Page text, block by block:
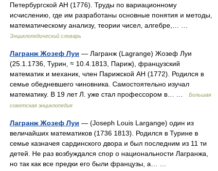
Петербургской АН (1776). Труды по вариационному
исчислению, где им разработаны основные понятия и методы,
математическому анализу, теории чисел, алгебре,… …
Энциклопедический словарь
Лагранж Жозеф Луи — Лагранж (Lagrange) Жозеф Луи
(25.1.1736, Турин, ≈ 10.4.1813, Париж), французский
математик и механик, член Парижской АН (1772). Родился в
семье обедневшего чиновника. Самостоятельно изучал
математику. В 19 лет Л. уже стал профессором в… …
Большая
советская энциклопедия
Лагранж Жозеф Луи — (Joseph Louis Largange) один из
величайших математиков (1736 1813). Родился в Турине в
семье казначея сардинского двора и был последним из 11 ти
детей. Не раз возбуждался спор о национальности Лагранжа,
но так как все предки его были французы, а… …